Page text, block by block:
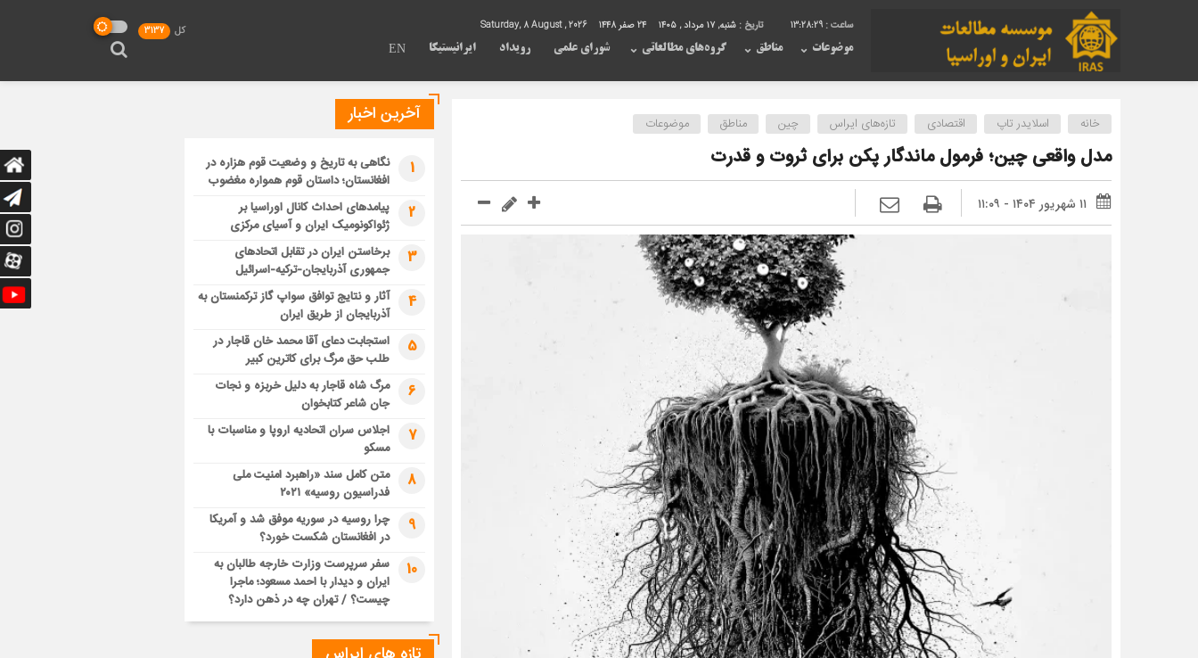
13:28:30 تاریخ : شنبه, ۱۷ مرداد , ۱۴۰۵ 24 صفر 1448
موضوعات مناطق گروه‌های مطالعاتی شورای علمی رویداد ایرانیستیکا EN
کل 3137
خانه اسلایدر تاپ اقتصادی تازه‌های ایراس چین مناطق موضوعات
مدل واقعی چین؛ فرمول ماندگار پکن برای ثروت و قدرت
۱۱ شهریور ۱۴۰۴ - ۱۱:۰۹
آخرین اخبار
1
نگاهی به تاریخ و وضعیت قوم هزاره در
افغانستان؛ داستان قوم همواره مغضوب
2
پیامدهای احداث کانال اوراسیا بر
ژئواکونومیک ایران و آسیای مرکزی
3
برخاستن ایران در تقابل اتحادهای
جمهوری آذربایجان-ترکیه-اسرائیل
4
آثار و نتایج توافق سواپ گاز ترکمنستان به
آذربایجان از طریق ایران
5
استجابت دعای آقا محمد خان قاجار در
طلب حق مرگ برای کاترین کبیر
6
مرگ شاه قاجار به دلیل خربزه و نجات
جان شاعر کتابخوان
7
اجلاس سران اتحادیه اروپا و مناسبات با
مسکو
8
متن کامل سند «راهبرد امنیت ملی
فدراسیون روسیه» ۲۰۲۱
9
چرا روسیه در سوریه موفق شد و آمریکا
در افغانستان شکست خورد؟
10
سفر سرپرست وزارت خارجه طالبان به
ایران و دیدار با احمد مسعود؛ ماجرا
چیست؟ / تهران چه در ذهن دارد؟